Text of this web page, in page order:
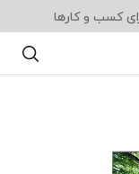
کسب و کارها
جستجو